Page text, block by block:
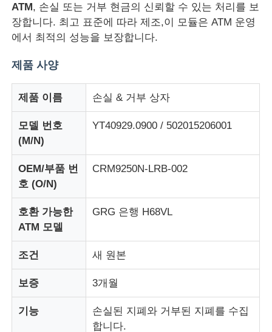
홈
제품 소개
ATM, 손실 또는 거부 현금의 신뢰할 수 있는 처리를 보
장합니다. 최고 표준에 따라 제조,이 모듈은 ATM 운영
에서 최적의 성능을 보장합니다.
제품 사양
제품 이름 손실 & 거부 상자
모델 번호
(M/N)
YT40929.0900 / 502015206001
OEM/부품 번
호 (O/N)
CRM9250N-LRB-002
호환 가능한
ATM 모델
GRG 은행 H68VL
조건 새 원본
보증 3개월
기능
손실된 지폐와 거부된 지폐를 수집
합니다.